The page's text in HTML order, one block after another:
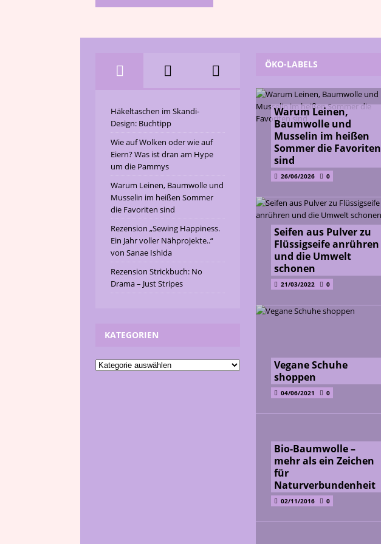
Häkeltaschen im Skandi-
Design: Buchtipp
Wie auf Wolken oder wie auf
Eiern? Was ist dran am Hype
um die Pammys
Warum Leinen, Baumwolle und
Musselin im heißen Sommer
die Favoriten sind
Rezension „Sewing Happiness.
Ein Jahr voller Nähprojekte..“
von Sanae Ishida
Rezension Strickbuch: No
Drama – Just Stripes
KATEGORIEN
ÖKO-LABELS
Warum Leinen,
Baumwolle und
Musselin im heißen
Sommer die Favoriten
sind
26/06/2026 0
Seifen aus Pulver zu
Flüssigseife anrühren
und die Umwelt
schonen
21/03/2022 0
Vegane Schuhe
shoppen
04/06/2021 0
Bio-Baumwolle –
mehr als ein Zeichen
für
Naturverbundenheit
02/11/2016 0